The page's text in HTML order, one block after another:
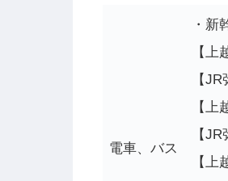
電車、バス
・新
【
【
【
【
【